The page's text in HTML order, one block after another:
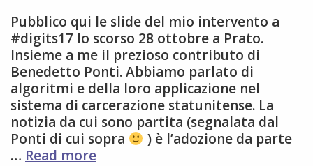
Pubblico qui le slide del mio intervento a
#digits17 lo scorso 28 ottobre a Prato.
Insieme a me il prezioso contributo di
Benedetto Ponti. Abbiamo parlato di
algoritmi e della loro applicazione nel
sistema di carcerazione statunitense. La
notizia da cui sono partita (segnalata dal
Ponti di cui sopra
) è l’adozione da parte
… Read moreIl